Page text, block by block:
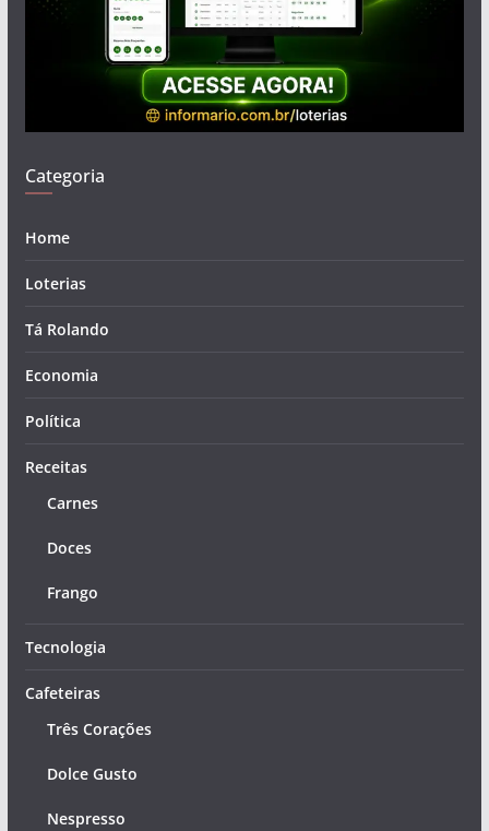
Categoria
Home
Loterias
Tá Rolando
Economia
Política
Receitas
Carnes
Doces
Frango
Tecnologia
Cafeteiras
Três Corações
Dolce Gusto
Nespresso